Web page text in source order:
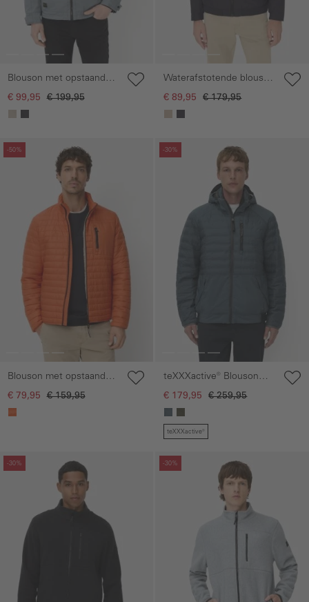
Blouson met opstaande
kraag
€ 99,95 € 199,95
Waterafstotende blouson
met binnenvoering
€ 89,95 € 179,95
-50%
overslaan
Blouson met opstaande
kraag
€ 79,95 € 159,95
-30%
Galerie overslaan
teXXXactive® Blouson
met afneembare
€ 179,95 € 259,95
teXXXactive®
-30%
overslaan
-30%
Galerie overslaan